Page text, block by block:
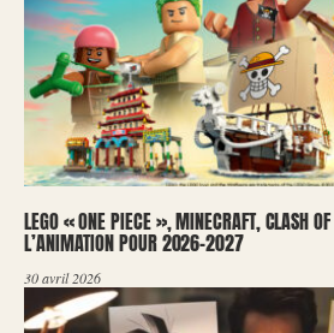
LEGO « ONE PIECE », MINECRAFT, CLASH
L’ANIMATION POUR 2026-2027
30 avril 2026